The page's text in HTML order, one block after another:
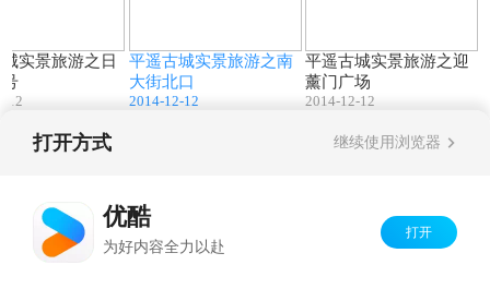
实景旅游之日
12
平遥古城实景旅游之南
大街北口
2014-12-12
平遥古城实景旅游之迎
薰门广场
2014-12-12
打开方式 继续使用浏览器
优酷
为好内容全力以赴
打开